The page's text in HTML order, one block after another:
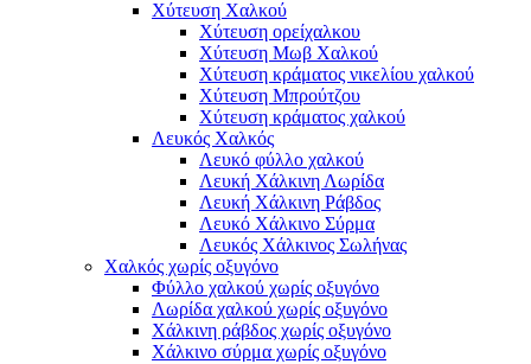
Χύτευση Χαλκού
Χύτευση ορείχαλκου
Χύτευση Μωβ Χαλκού
Χύτευση κράματος νικελίου χαλκού
Χύτευση Μπρούτζου
Χύτευση κράματος χαλκού
Λευκός Χαλκός
Λευκό φύλλο χαλκού
Λευκή Χάλκινη Λωρίδα
Λευκή Χάλκινη Ράβδος
Λευκό Χάλκινο Σύρμα
Λευκός Χάλκινος Σωλήνας
Χαλκός χωρίς οξυγόνο
Φύλλο χαλκού χωρίς οξυγόνο
Λωρίδα χαλκού χωρίς οξυγόνο
Χάλκινη ράβδος χωρίς οξυγόνο
Χάλκινο σύρμα χωρίς οξυγόνο